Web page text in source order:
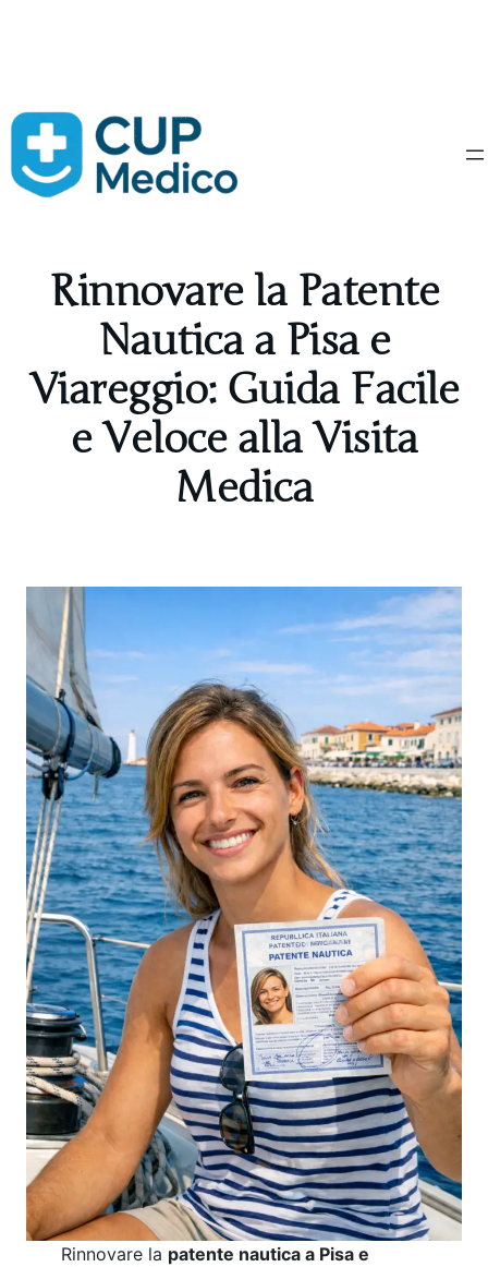
al
contenuto
Rinnovare la Patente
Nautica a Pisa e
Viareggio: Guida Facile
e Veloce alla Visita
Medica
Rinnovare la patente nautica a Pisa e